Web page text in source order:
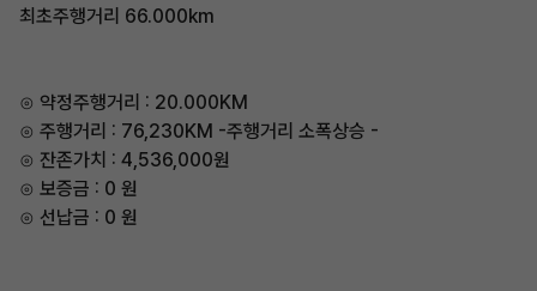
최초주행거리 66.000km
⊙ 약정주행거리 : 20.000KM
⊙ 주행거리 : 76,230KM -주행거리 소폭상승 -
⊙ 잔존가치 : 4,536,000원
⊙ 보증금 : 0 원
⊙ 선납금 : 0 원